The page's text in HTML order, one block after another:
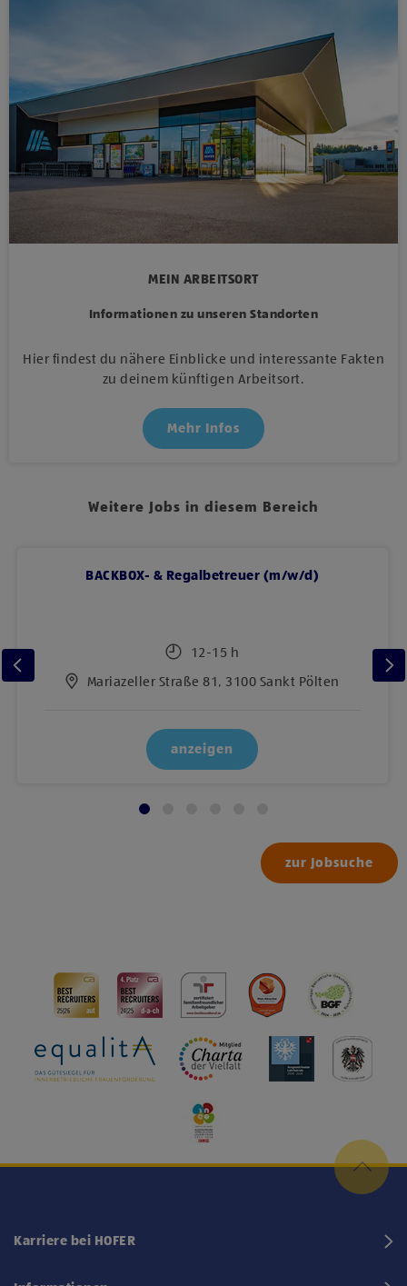
MEIN ARBEITSORT
Informationen zu unseren Standorten
Hier findest du nähere Einblicke und interessante Fakten
zu deinem künftigen Arbeitsort.
Mehr Infos
Weitere Jobs in diesem Bereich
BACKBOX- & Regalbetreuer (m/w/d)
12-15 h
Mariazeller Straße 81, 3100 Sankt Pölten
anzeigen
zur Jobsuche
Karriere bei HOFER